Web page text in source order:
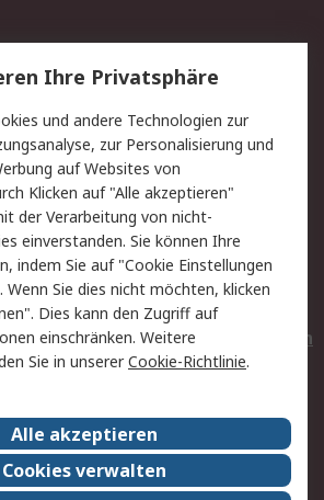
Lieferlösungen
Kontakt
Privatkunden
Datenschutz
Zahlungsbedingungen
Entsorgung
Elektrogeräte/Batterien
RS weltweit
Nachhaltigkeit
Ihre Privatsphäre
und andere Technologien zur
zur Personalisierung und
auf Websites von
Klicken auf "Alle akzeptieren"
der Verarbeitung von nicht-
einverstanden. Sie können Ihre
indem Sie auf "Cookie Einstellungen
Wenn Sie dies nicht möchten, klicken
Dies kann den Zugriff auf
einschränken. Weitere
Sie in unsererCookie-Richtlinie.
Alle akzeptieren
Cookies verwalten